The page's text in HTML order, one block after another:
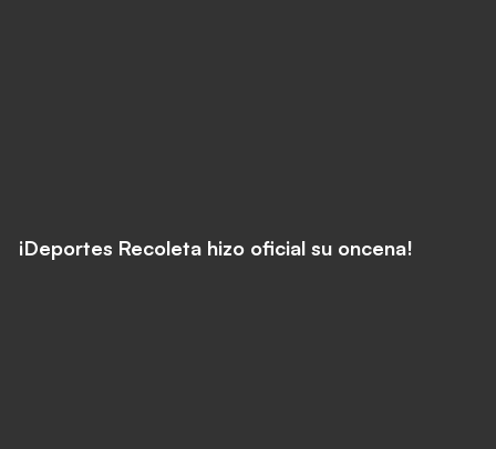
¡Deportes Recoleta hizo oficial su oncena!